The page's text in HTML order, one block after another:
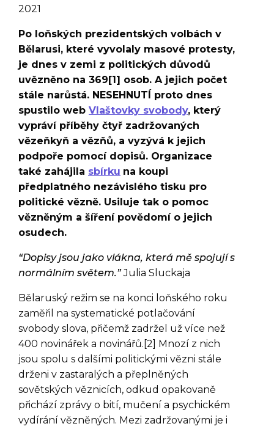
2021
Po loňských prezidentských volbách v
Bělarusi, které vyvolaly masové protesty,
je dnes v zemi z politických důvodů
uvězněno na 369[1] osob. A jejich počet
stále narůstá. NESEHNUTÍ proto dnes
spustilo web Vlaštovky svobody, který
vypráví příběhy čtyř zadržovaných
vězeňkyň a vězňů, a vyzývá k jejich
podpoře pomocí dopisů. Organizace
také zahájila sbírku na koupi
předplatného nezávislého tisku pro
politické vězně. Usiluje tak o pomoc
vězněným a šíření povědomí o jejich
osudech.
“Dopisy jsou jako vlákna, která mě spojují s
normálním světem.”Julia Sluckaja
Bělaruský režim se na konci loňského roku
zaměřil na systematické potlačování
svobody slova, přičemž zadržel už více než
400 novinářek a novinářů.[2] Mnozí z nich
jsou spolu s dalšími politickými vězni stále
drženi v zastaralých a přeplněných
sovětských věznicích, odkud opakovaně
přichází zprávy o bití, mučení a psychickém
vydírání vězněných. Mezi zadržovanými je i